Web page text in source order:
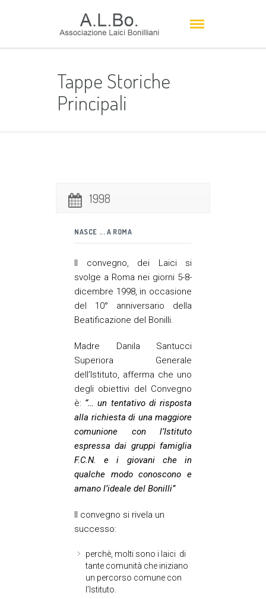
Tappe Storiche
Principali
1998
NASCE ... A ROMA
Il convegno, dei Laici si
svolge a Roma nei giorni 5-8-
dicembre 1998, in occasione
del 10° anniversario della
Beatificazione del Bonilli.
Madre Danila Santucci
Superiora Generale
dell’Istituto, afferma che uno
degli obiettivi del Convegno
è: “… un tentativo di risposta
alla richiesta di una maggiore
comunione con l’Istituto
espressa dai gruppi famiglia
F.C.N. e i giovani che in
qualche modo conoscono e
amano l’ideale del Bonilli”
Il convegno si rivela un
successo:
perchè, molti sono i laici di
tante comunità che iniziano
un percorso comune con
l’Istituto.